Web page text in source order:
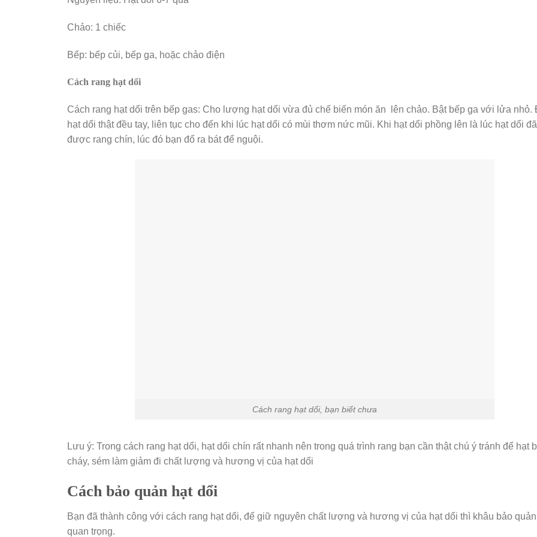
Chảo: 1 chiếc
Bếp: bếp củi, bếp ga, hoặc chảo điện
Cách rang hạt dổi
Cách rang hạt dổi trên bếp gas: Cho lượng hạt dổi vừa đủ chế biến món ăn lên chảo. Bật bếp ga với lửa nhỏ.
hạt dổi thật đều tay, liên tục cho đến khi lúc hạt dổi có mùi thơm nức mũi. Khi hạt dổi phồng lên là lúc hạt dổi đã
được rang chín, lúc đó bạn đổ ra bát để nguội.
Cách rang hạt dổi, bạn biết chưa
Lưu ý: Trong cách rang hạt dổi, hạt dổi chín rất nhanh nên trong quá trình rang bạn cần thật chú ý tránh để hạt
cháy, sém làm giảm đi chất lượng và hương vị của hạt dổi
Cách bảo quản hạt dổi
Bạn đã thành công với cách rang hạt dổi, để giữ nguyên chất lượng và hương vị của hạt dổi thì khâu bảo
quan trọng.